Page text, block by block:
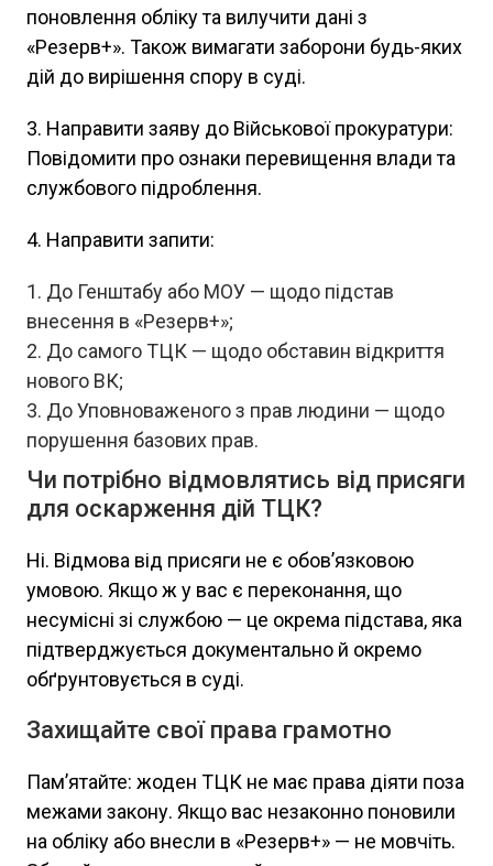
поновлення обліку та вилучити дані з
«Резерв+». Також вимагати заборони будь-яких
дій до вирішення спору в суді.
3. Направити заяву до Військової прокуратури:
Повідомити про ознаки перевищення влади та
службового підроблення.
4. Направити запити:
До Генштабу або МОУ — щодо підстав
внесення в «Резерв+»;
До самого ТЦК — щодо обставин відкриття
нового ВК;
До Уповноваженого з прав людини — щодо
порушення базових прав.
Чи потрібно відмовлятись від присяги
для оскарження дій ТЦК?
Ні. Відмова від присяги не є обов’язковою
умовою. Якщо ж у вас є переконання, що
несумісні зі службою — це окрема підстава, яка
підтверджується документально й окремо
обґрунтовується в суді.
Захищайте свої права грамотно
Пам’ятайте: жоден ТЦК не має права діяти поза
межами закону. Якщо вас незаконно поновили
на обліку або внесли в «Резерв+» — не мовчіть.